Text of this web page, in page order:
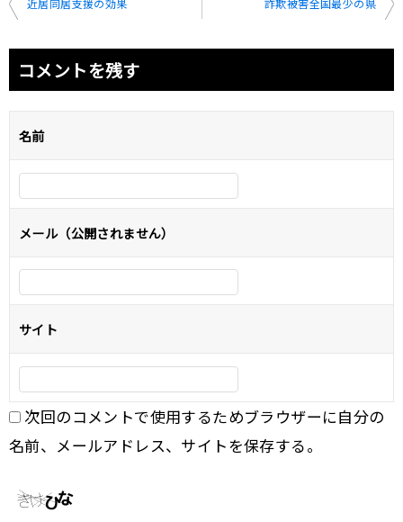
ビ
シ
ョ
ン
近居同居支援の効果 詐欺被害全国最少の県
コメントを残す
名前
メール（公開されません）
サイト
次回のコメントで使用するためブラウザーに自分の
名前、メールアドレス、サイトを保存する。